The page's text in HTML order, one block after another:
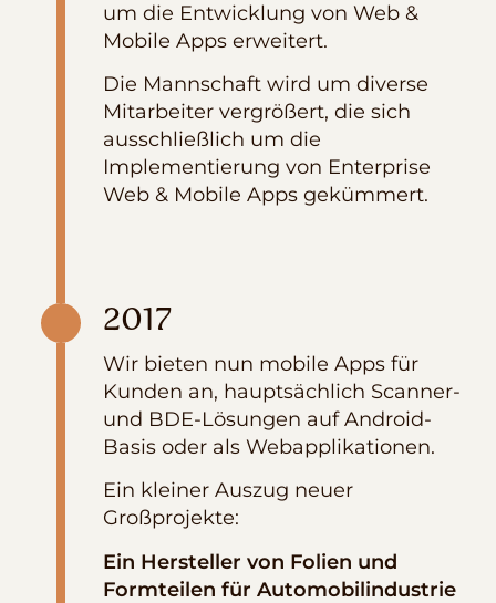
um die Entwicklung von Web &
Mobile Apps erweitert.
Die Mannschaft wird um diverse
Mitarbeiter vergrößert, die sich
ausschließlich um die
Implementierung von Enterprise
Web & Mobile Apps gekümmert.
2017
Wir bieten nun mobile Apps für
Kunden an, hauptsächlich Scanner-
und BDE-Lösungen auf Android-
Basis oder als Webapplikationen.
Ein kleiner Auszug neuer
Großprojekte:
Ein Hersteller von Folien und
Formteilen für Automobilindustrie